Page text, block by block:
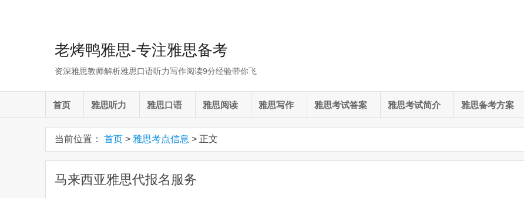
老烤鸭雅思-专注雅思备考
资深雅思教师解析雅思口语听力写作阅读9分经验带你飞
首页 雅思听力 雅思口语 雅思阅读 雅思写作 雅思考试答案 雅思考试简介 雅思备考方案
当前位置： 首页 > 雅思考点信息 > 正文
马来西亚雅思代报名服务